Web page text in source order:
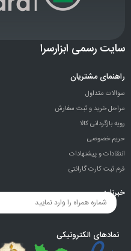
سایت رسمی ابزارسرا
راهنمای مشتریان
سوالات متداول
مراحل خرید و ثبت سفارش
رویه بازگردانی کالا
حریم خصوصی
انتقادات و پيشنهادات
فرم ثبت کارت گارانتی
خبرنامه
نمادهای الکترونیکی